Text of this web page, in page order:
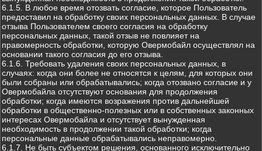
6.1.5. В любое время отозвать согласие, которое Пользователь
предоставил на обработку своих персональных данных. В случае
отзыва Пользователем своего согласия на обработку
персональных данных, такой отзыв не повлияет на
правомерность обработки, которую Овермобайл осуществлял на
основании такого согласия до его отзыва.
6.1.6. Требовать удаления своих персональных данных, в
случаях: когда они более не относятся к целям, для которых они
были собраны или обрабатывались; когда отозвано согласие и у
Овермобайла отсутствуют основания для продолжения
обработки; когда имеются возражения против дальнейшей
обработки в общественно-полезных или в собственных законных
интересах Овермобайла и отсутствует вынужденная
необходимость в продолжении такой обработки; когда
персональные данные обрабатывались неправомерно.
6.1.7. Не быть субъектом решения, основанного исключительно